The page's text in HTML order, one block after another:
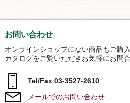
お問い合わせ
オンラインショップにない商品もご購
カタログをご覧いただきお気軽にお問合
Tel/Fax 03-3527-2610
メールでのお問い合わせ